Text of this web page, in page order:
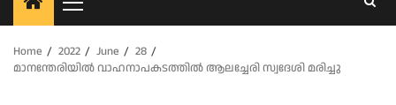
Primary
Menu
Home
2022 June
28
മാനന്തേരിയിൽ വാഹനാപകടത്തിൽ ആലച്ചേരി സ്വദേശി മരിച്ചു